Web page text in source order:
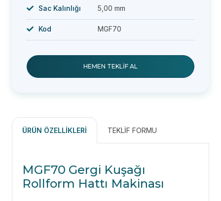
Sac Kalınlığı 5,00 mm
Kod MGF70
HEMEN TEKLIF AL
ÜRÜN ÖZELLIKLERI TEKLIF FORMU
MGF70 Gergi Kuşağı
Rollform Hattı Makinası